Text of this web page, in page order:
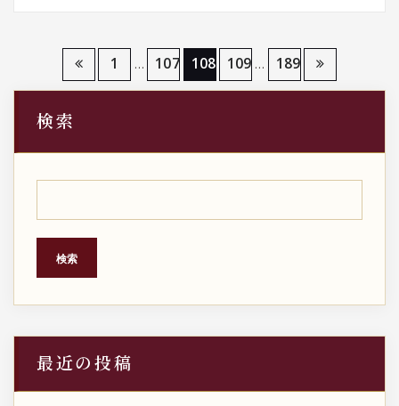
稿
ジ
送
り
1 … 107 108 109 … 189
検索
検索
最近の投稿